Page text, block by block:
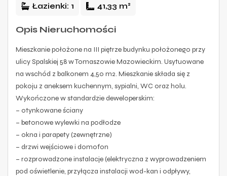
Łazienki: 1 41,33 m²
Opis Nieruchomości
Mieszkanie położone na III piętrze budynku położonego przy
ulicy Spalskiej 58 w Tomaszowie Mazowieckim. Usytuowane
na wschód z balkonem 4,50 m2. Mieszkanie składa się z
pokoju z aneksem kuchennym, sypialni, WC oraz holu.
Wykończone w standardzie deweloperskim:
– otynkowane ściany
– betonowe wylewki na podłodze
– okna i parapety (zewnętrzne)
– drzwi wejściowe i domofon
– rozprowadzone instalacje (elektryczna z wyprowadzeniem
pod oświetlenie, przyłącza instalacji wod-kan i odpływy,